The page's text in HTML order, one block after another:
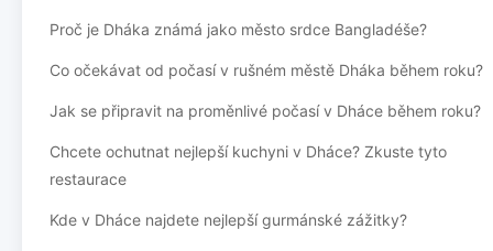
Proč je Dháka známá jako město srdce Bangladéše?
Co očekávat od počasí v rušném městě Dháka během roku?
Jak se připravit na proměnlivé počasí v Dháce během roku?
Chcete ochutnat nejlepší kuchyni v Dháce? Zkuste tyto
restaurace
Kde v Dháce najdete nejlepší gurmánské zážitky?